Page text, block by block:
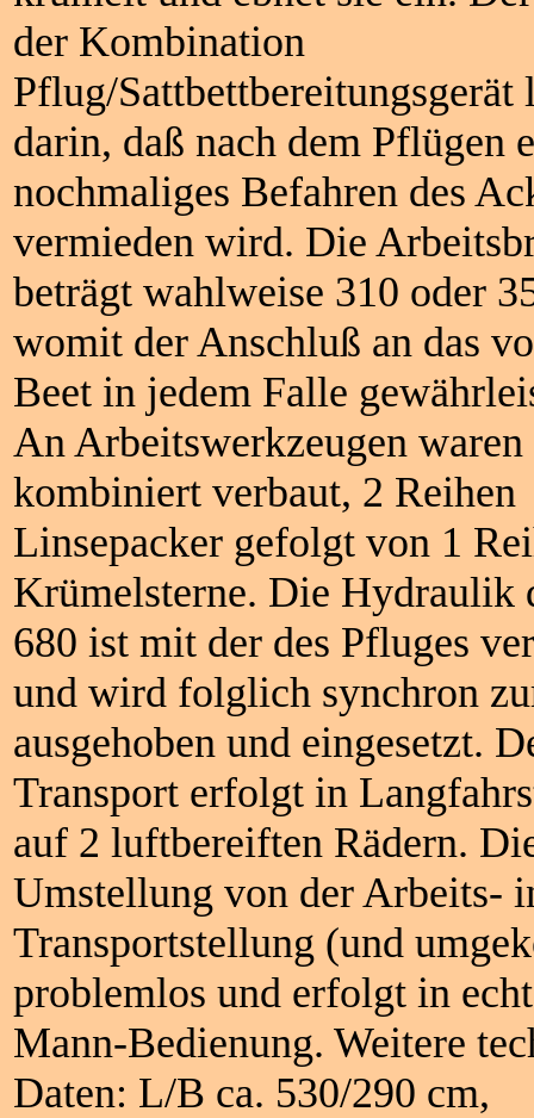
der Kombination
Pflug/Sattbettbereitungsgerät
darin, daß nach dem Pflügen
nochmaliges Befahren des
vermieden wird. Die
beträgt wahlweise 310 oder
womit der Anschluß an das
Beet in jedem Falle
An Arbeitswerkzeugen waren
kombiniert verbaut, 2 Reihen
Linsepacker gefolgt von 1
Krümelsterne. Die Hydraulik
680 ist mit der des Pfluges
und wird folglich synchron
ausgehoben und eingesetzt.
Transport erfolgt in
auf 2 luftbereiften Rädern.
Umstellung von der Arbeits-
Transportstellung (und
problemlos und erfolgt in
Mann-Bedienung. Weitere
Daten: L/B ca. 530/290 cm,